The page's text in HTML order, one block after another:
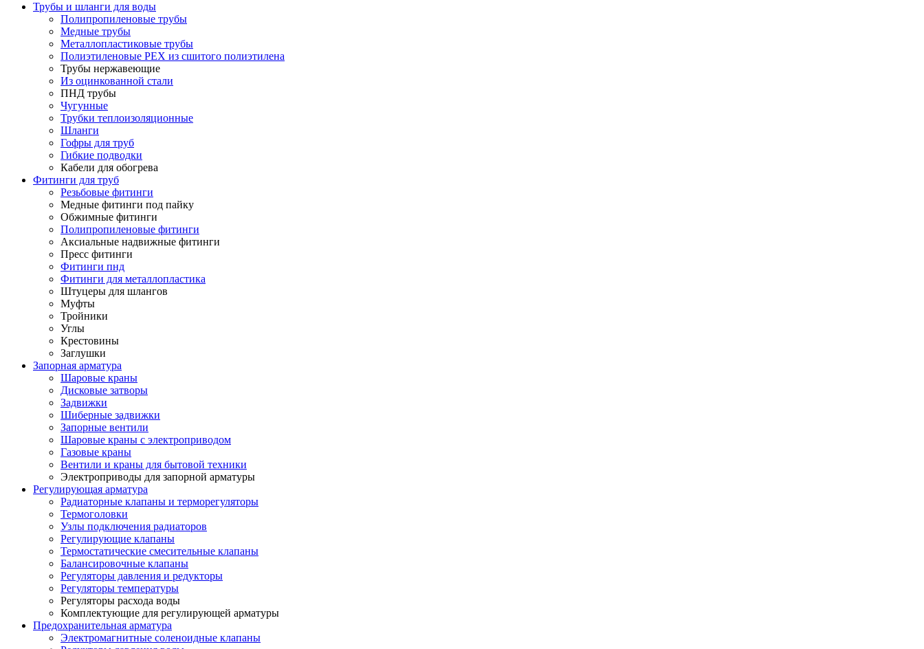
Трубы и шланги для воды
Полипропиленовые трубы
Медные трубы
Металлопластиковые трубы
Полиэтиленовые PEX из сшитого полиэтилена
Трубы нержавеющие
Из оцинкованной стали
ПНД трубы
Чугунные
Трубки теплоизоляционные
Шланги
Гофры для труб
Гибкие подводки
Кабели для обогрева
Фитинги для труб
Резьбовые фитинги
Медные фитинги под пайку
Обжимные фитинги
Полипропиленовые фитинги
Аксиальные надвижные фитинги
Пресс фитинги
Фитинги пнд
Фитинги для металлопластика
Штуцеры для шлангов
Муфты
Тройники
Углы
Крестовины
Заглушки
Запорная арматура
Шаровые краны
Дисковые затворы
Задвижки
Шиберные задвижки
Запорные вентили
Шаровые краны с электроприводом
Газовые краны
Вентили и краны для бытовой техники
Электроприводы для запорной арматуры
Регулирующая арматура
Радиаторные клапаны и терморегуляторы
Термоголовки
Узлы подключения радиаторов
Регулирующие клапаны
Термостатические смесительные клапаны
Балансировочные клапаны
Регуляторы давления и редукторы
Регуляторы температуры
Регуляторы расхода воды
Комплектующие для регулирующей арматуры
Предохранительная арматура
Электромагнитные соленоидные клапаны